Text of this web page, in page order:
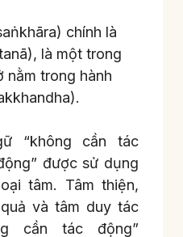
chính là
là một trong
nằm trong hành
“không cần tác
được sử dụng
tâm. Tâm thiện,
và tâm duy tác
cần tác động”